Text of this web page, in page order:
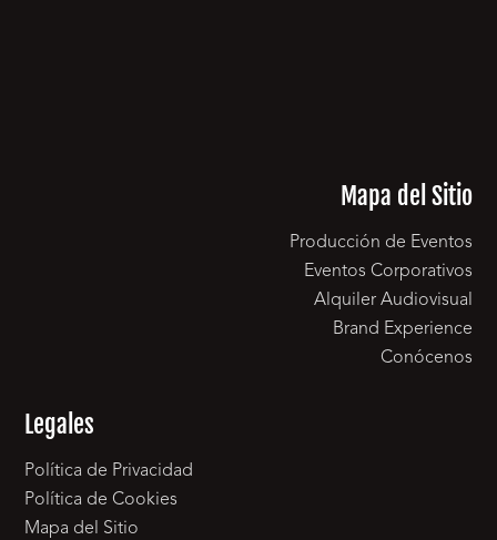
Mapa del Sitio
Producción de Eventos
Eventos Corporativos
Alquiler Audiovisual
Brand Experience
Conócenos
Legales
Política de Privacidad
Política de Cookies
Mapa del Sitio